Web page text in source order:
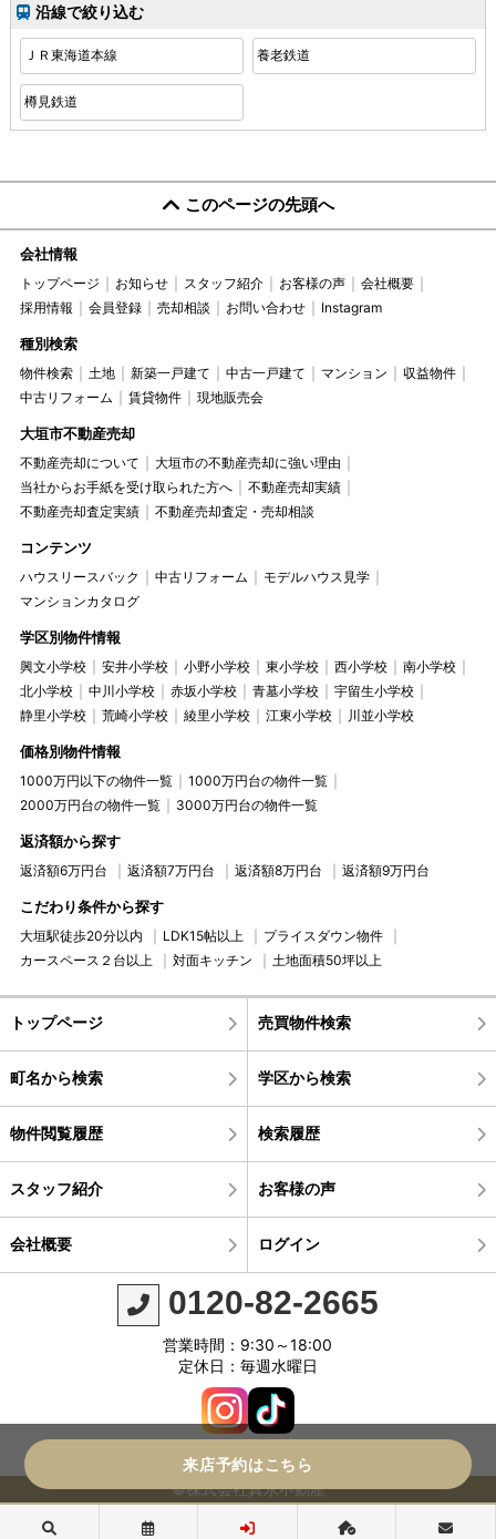
沿線で絞り込む
ＪＲ東海道本線 養老鉄道
樽見鉄道
このページの先頭へ
会社情報
トップページ お知らせ スタッフ紹介 お客様の声
会社概要
採用情報
会員登録 売却相談 お問い合わせ Instagram
種別検索
物件検索 土地 新築一戸建て 中古一戸建て マンション
収益物件
中古リフォーム
賃貸物件 現地販売会
大垣市不動産売却
不動産売却について
大垣市の不動産売却に強い理由
当社からお手紙を受け取られた方へ
不動産売却実績
不動産売却査定実績
不動産売却査定・売却相談
コンテンツ
ハウスリースバック 中古リフォーム
モデルハウス見学
マンションカタログ
学区別物件情報
興文小学校 安井小学校 小野小学校 東小学校 西小学校
南小学校
北小学校
中川小学校 赤坂小学校 青墓小学校
宇留生小学校
静里小学校
荒崎小学校 綾里小学校 江東小学校 川並小学校
価格別物件情報
1000万円以下の物件一覧
1000万円台の物件一覧
2000万円台の物件一覧
3000万円台の物件一覧
返済額から探す
返済額6万円台 返済額7万円台 返済額8万円台 返済額9万円台
こだわり条件から探す
大垣駅徒歩20分以内 LDK15帖以上
プライスダウン物件
カースペース２台以上
対面キッチン 土地面積50坪以上
トップページ 売買物件検索
町名から検索 学区から検索
物件閲覧履歴 検索履歴
スタッフ紹介 お客様の声
会社概要 ログイン
0120-82-2665
営業時間：9:30～18:00
定休日：毎週水曜日
©株式会社真永不動産
来店予約はこちら